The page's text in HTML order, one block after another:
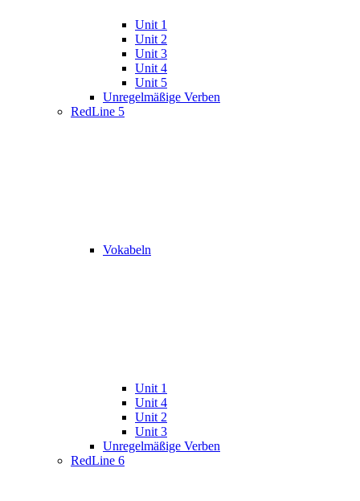
Unit 1
Unit 2
Unit 3
Unit 4
Unit 5
Unregelmäßige Verben
RedLine 5
Vokabeln
Unit 1
Unit 4
Unit 2
Unit 3
Unregelmäßige Verben
RedLine 6